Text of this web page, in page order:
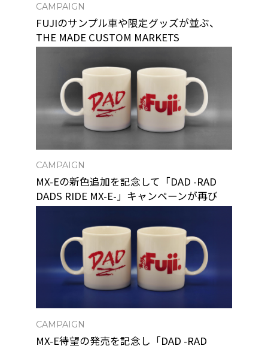
CAMPAIGN
FUJIのサンプル車や限定グッズが並ぶ、
THE MADE CUSTOM MARKETS
CAMPAIGN
MX-Eの新色追加を記念して「DAD -RAD
DADS RIDE MX-E-」キャンペーンが再び
CAMPAIGN
MX-E待望の発売を記念し「DAD -RAD